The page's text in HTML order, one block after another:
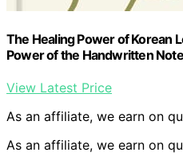
The Healing Power of Korean
Power of the Handwritten Note
View Latest Price
As an affiliate, we earn on
As an affiliate, we earn on